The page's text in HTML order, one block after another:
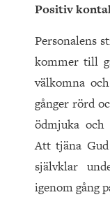
Positiv
Personalens
kommer till
välkomna
gånger rörd
ödmjuka
Att tjäna
självklar
igenom gång